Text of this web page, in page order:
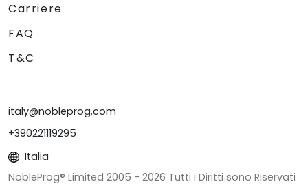
Carriere
FAQ
T&C
italy@nobleprog.com
+390221119295
Italia
NobleProg® Limited 2005 - 2026 Tutti i Diritti sono Riservati